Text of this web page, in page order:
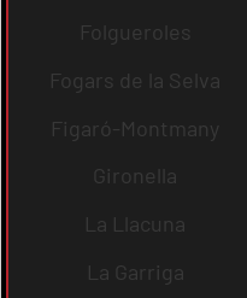
Folgueroles
Fogars de la Selva
Figaró-Montmany
Gironella
La Llacuna
La Garriga